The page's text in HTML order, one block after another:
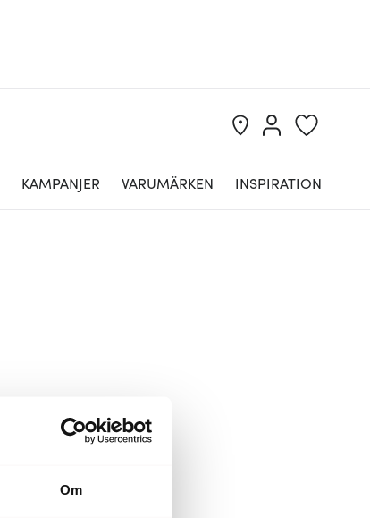
Om
KAMPANJER VARUMÄRKEN INSPIRATION